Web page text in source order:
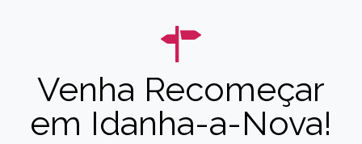
Venha Recomeçar
em Idanha-a-Nova!